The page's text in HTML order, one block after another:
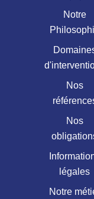
Notre
Nos
Nos
légales
Notre